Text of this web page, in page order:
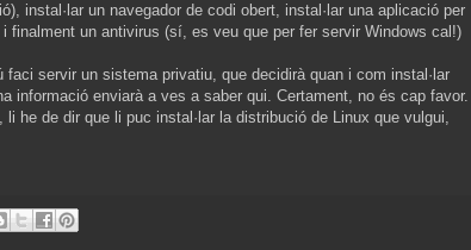
instal·lar un navegador de codi obert, instal·lar una aplicació per
i finalment un antivirus (sí, es veu que per fer servir Windows cal!)
servir un sistema privatiu, que decidirà quan i com instal·lar
informació enviarà a ves a saber qui. Certament, no és cap favor.
he de dir que li puc instal·lar la distribució de Linux que vulgui,